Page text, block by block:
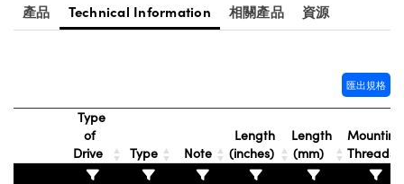
Components | SCHOTT 光
(UFI)
產品 Technical Information 相關產品 資源
匯出規格
Type
of
Drive
Type Note
Length
(inches)
Length
(mm)
Mounting
Threads